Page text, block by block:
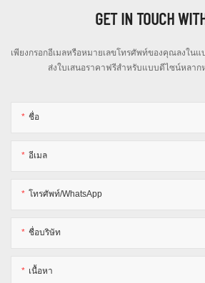
GET IN TOUCH
เพียงกรอกอีเมลหรือหมายเลขโทรศัพท์ของคุณลงใน
ส่งใบเสนอราคาฟรีสำหรับแบบดีไซน์หลาก
ชื่อ
อีเมล
โทรศัพท์/WhatsApp
ชื่อบริษัท
เนื้อหา